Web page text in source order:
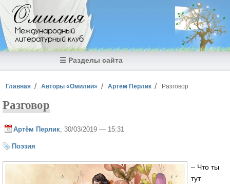
Перейти к основному содержанию
Омилия
Международный
литературный клуб
☰ Разделы сайта
Вы здесь
Главная Авторы «Омилии» Артём Перлик Разговор
Разговор
Артём Перлик , 30/03/2019 — 15:31
Поэзия
– Что ты
тут